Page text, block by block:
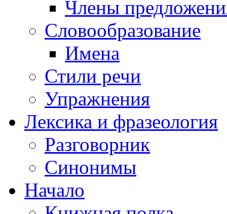
Члены
Словообразование
Имена
Стили речи
Упражнения
Лексика и фразеология
Разговорник
Синонимы
Начало